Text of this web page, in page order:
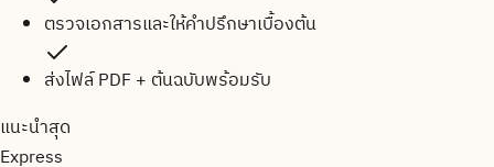
ตรวจเอกสารและให้คำปรึกษาเบื้องต้น
ส่งไฟล์ PDF + ต้นฉบับพร้อมรับ
แนะนำสุด
Express